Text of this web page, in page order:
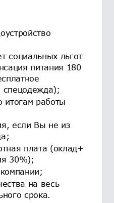
социальных льгот
питания 180
спецодежда);
итогам работы
если Вы не из
плата (оклад+
30%);
на весь
срока.